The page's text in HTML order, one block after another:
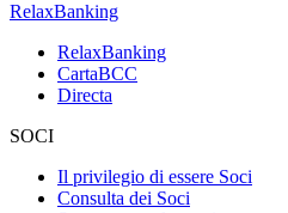
RelaxBanking
RelaxBanking
CartaBCC
Directa
SOCI
Il privilegio di essere Soci
Consulta dei Soci